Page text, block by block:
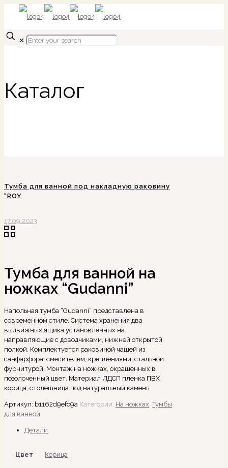
✕
Каталог
Тумба для ванной под накладную раковину
“ROY
17.09.2023
Тумба для ванной на
ножках “Gudanni”
Напольная тумба “Gudanni” представлена в
современном стиле. Система хранения два
выдвижных ящика установленных на
направляющие с доводчиками, нижней открытой
полкой. Комплектуется раковиной чашей из
санфарфора, смесителем, креплениями, стальной
фурнитурой. Монтаж на ножках, окрашенных в
позолоченный цвет. Материал ЛДСП пленка ПВХ
корица, столешница под натуральный камень.
Артикул: b1162d9efc9a Категории: На ножках,Тумбы
для ванной
Детали
Цвет Корица